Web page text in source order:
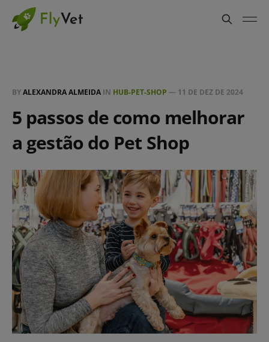
BYALEXANDRA ALMEIDA IN HUB-PET-SHOP — 11 DE DEZ DE 2024
5 passos de como melhorar
a gestão do Pet Shop